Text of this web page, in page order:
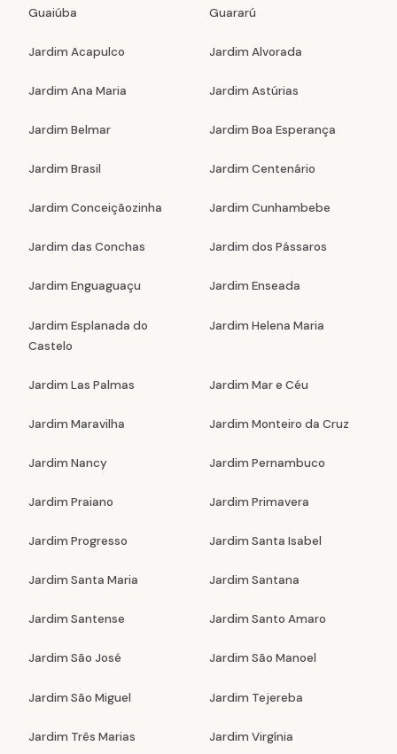
Guaiúba Guararú
Jardim Acapulco Jardim Alvorada
Jardim Ana Maria Jardim Astúrias
Jardim Belmar Jardim Boa Esperança
Jardim Brasil Jardim Centenário
Jardim Conceiçãozinha Jardim Cunhambebe
Jardim das Conchas Jardim dos Pássaros
Jardim Enguaguaçu Jardim Enseada
Jardim Esplanada do
Castelo
Jardim Helena Maria
Jardim Las Palmas Jardim Mar e Céu
Jardim Maravilha Jardim Monteiro da Cruz
Jardim Nancy Jardim Pernambuco
Jardim Praiano Jardim Primavera
Jardim Progresso Jardim Santa Isabel
Jardim Santa Maria Jardim Santana
Jardim Santense Jardim Santo Amaro
Jardim São José Jardim São Manoel
Jardim São Miguel Jardim Tejereba
Jardim Três Marias Jardim Virgínia